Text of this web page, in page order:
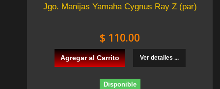
Jgo. Manijas Yamaha Cygnus Ray Z (par)
$ 110.00
Agregar al Carrito Ver detalles ...
Disponible